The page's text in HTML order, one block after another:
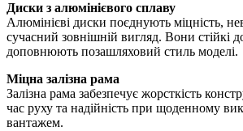
Диски з алюмінієвого сплаву
Алюмінієві диски поєднують міцність,
сучасний зовнішній вигляд. Вони стійкі
доповнюють позашляховий стиль моделі.
Міцна залізна рама
Залізна рама забезпечує жорсткість
час руху та надійність при щоденному
вантажем.